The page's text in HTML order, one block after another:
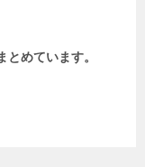
めています。